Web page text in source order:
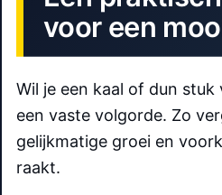
voor een
Wil je een kaal of dun
een vaste volgorde. Zo
gelijkmatige groei en
raakt.